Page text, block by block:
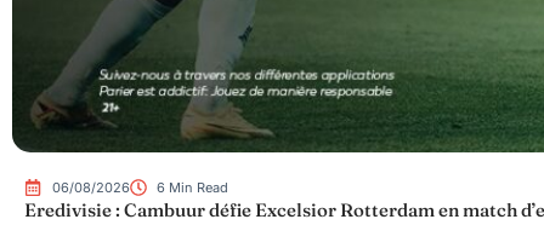
06/08/2026 6 Min Read
Eredivisie : Cambuur défie Excelsior Rotterdam en match